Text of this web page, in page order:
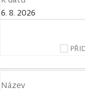
6. 8. 2026
Název